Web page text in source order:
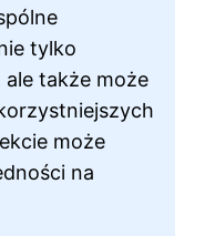
tylko
także może
może
na